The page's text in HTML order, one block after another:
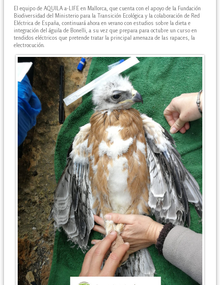
El equipo de AQUILA a-LIFE en Mallorca, que cuenta con el apoyo de la Fundación
Biodiversidad del Ministerio para la Transición Ecológica y la colaboración de Red
Eléctrica de España, continuará ahora en verano con estudios sobre la dieta e
integración del águila de Bonelli, a su vez que prepara para octubre un curso en
tendidos eléctricos que pretende tratar la principal amenaza de las rapaces, la
electrocución.